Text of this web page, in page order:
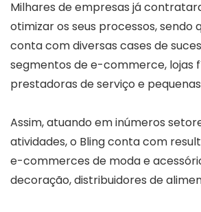
Milhares de empresas já
otimizar os seus processos, sendo
conta com diversas cases de
segmentos de e-commerce, lojas
prestadoras de serviço e
Assim, atuando em inúmeros
atividades, o Bling conta com
e-commerces de moda e
decoração, distribuidores de